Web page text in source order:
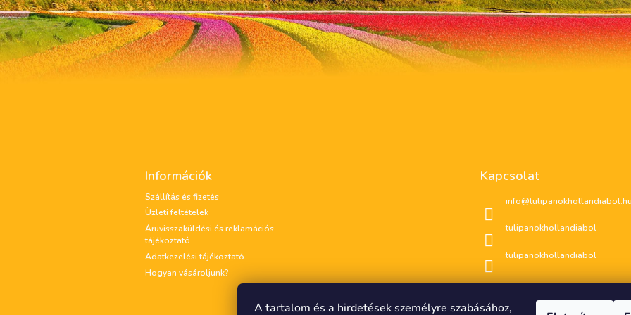
A tartalom és a hirdetések személyre szabásához,
Információk
Szállítás és fizetés
Üzleti feltételek
Áruvisszaküldési és reklamációs
tájékoztató
Adatkezelési tájékoztató
Hogyan vásároljunk?
Kapcsolat
info@
tulipanokhollandiabol
tulipanokhollandiabol